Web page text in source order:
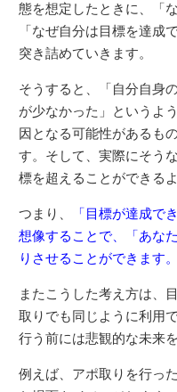
態を想定したときに、「
「なぜ自分は目標を達成
突き詰めていきます。
そうすると、「自分自身
が少なかった」というよ
因となる可能性があるも
す。そして、実際にそう
標を超えることができる
つまり、
「目標が達成で
想像することで、「あな
りさせることができます。
またこうした考え方は、
取りでも同じように利用
行う前には悲観的な未来
例えば、アポ取りを行っ